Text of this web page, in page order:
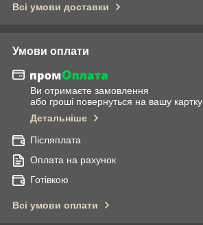
Всі умови доставки
Умови оплати
Ви отримаєте замовлення
або гроші повернуться на вашу картку
Детальніше
Післяплата
Оплата на рахунок
Готівкою
Всі умови оплати